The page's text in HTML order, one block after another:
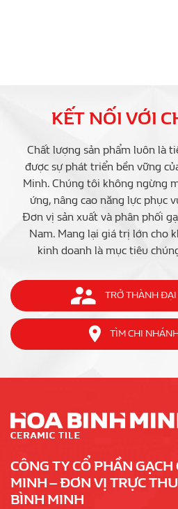
KẾT NỐI VỚI
Chất lượng sản phẩm luôn là
được sự phát triển bền vững
Minh. Chúng tôi không ngừng
ứng, nâng cao năng lực phục
Đơn vị sản xuất và phân phối
Nam. Mang lại giá trị lớn cho
kinh doanh là mục tiêu
TRỞ THÀNH ĐẠI
TÌM CHI
CÔNG TY CỔ PHẦN
MINH – ĐƠN VỊ TRỰC
BÌNH MINH